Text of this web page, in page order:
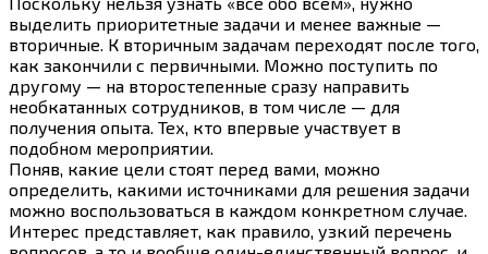
выделить приоритетные задачи и менее важные —
вторичные. К вторичным задачам переходят после того,
как закончили с первичными. Можно поступить по
другому — на второстепенные сразу направить
необкатанных сотрудников, в том числе — для
получения опыта. Тех, кто впервые участвует в
подобном мероприятии.
Поняв, какие цели стоят перед вами, можно
определить, какими источниками для решения задачи
можно воспользоваться в каждом конкретном случае.
Интерес представляет, как правило, узкий перечень